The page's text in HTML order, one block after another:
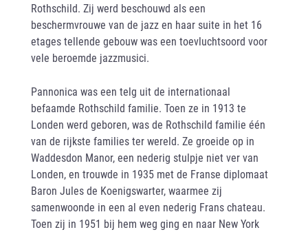
Rothschild. Zij werd beschouwd als een
beschermvrouwe van de jazz en haar suite in het 16
etages tellende gebouw was een toevluchtsoord voor
vele beroemde jazzmusici.
Pannonica was een telg uit de internationaal
befaamde Rothschild familie. Toen ze in 1913 te
Londen werd geboren, was de Rothschild familie één
van de rijkste families ter wereld. Ze groeide op in
Waddesdon Manor, een nederig stulpje niet ver van
Londen, en trouwde in 1935 met de Franse diplomaat
Baron Jules de Koenigswarter, waarmee zij
samenwoonde in een al even nederig Frans chateau.
Toen zij in 1951 bij hem weg ging en naar New York